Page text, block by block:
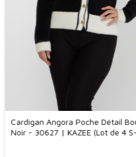
d'augmenter la
Cardigan 92%
Fabriqué avec 92
l'expérience
douce de la
en élasthanne
profiter du
structure
Avec sa texture
environnements
dans votre garde-
La
maisaussi dans
Cardigan Angora Poche Détail
Noir - 30627 | KAZEE (Lot de 4